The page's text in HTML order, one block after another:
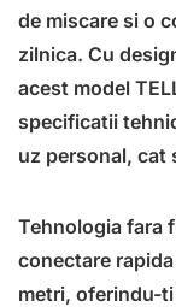
de miscare si o
zilnica. Cu
acest model
specificatii
uz personal, cat
Tehnologia fara
conectare
metri, oferindu-